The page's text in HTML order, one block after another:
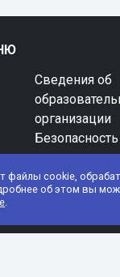
файлы cookie,
об этом вы
Сведения об
организации
Безопасность